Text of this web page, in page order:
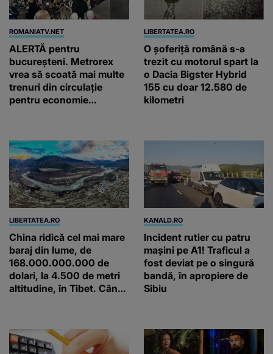
ROMANIATV.NET
ALERTĂ pentru
bucureșteni. Metrorex
vrea să scoată mai multe
trenuri din circulație
pentru economie
minute
LIBERTATEA.RO
O șoferiță română s-a
trezit cu motorul spart la
o Dacia Bigster Hybrid
155 cu doar 12.580 de
kilometri
LIBERTATEA.RO
China ridică cel mai mare
baraj din lume, de
168.000.000.000 de
dolari, la 4.500 de metri
altitudine, în Tibet. Când
KANALD.RO
Incident rutier cu patru
mașini pe A1! Traficul a
fost deviat pe o singură
bandă, în apropiere de
Sibiu